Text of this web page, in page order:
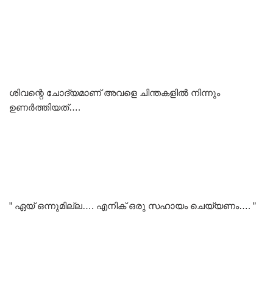
ശിവന്റെ ചോദ്യമാണ് അവളെ ചിന്തകളിൽ നിന്നും
ഉണർത്തിയത്….
” ഏയ് ഒന്നുമില്ല…. എനിക് ഒരു സഹായം ചെയ്യണം…. ”